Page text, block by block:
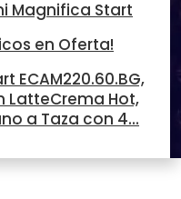
Magnifica Start
en Oferta!
ECAM220.60.BG,
Hot,
a Taza con 4...